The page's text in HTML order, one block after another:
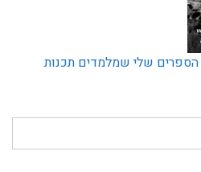
שלי שמלמדים תכנות